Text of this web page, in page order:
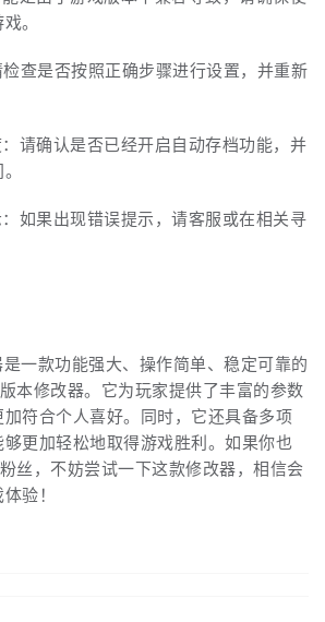
。
查是否按照正确步骤进行设置，并重新
请确认是否已经开启自动存档功能，并
如果出现错误提示，请客服或在相关寻
是一款功能强大、操作简单、稳定可靠的
本修改器。它为玩家提供了丰富的参数
符合个人喜好。同时，它还具备多项
更加轻松地取得游戏胜利。如果你也
丝，不妨尝试一下这款修改器，相信会
验！